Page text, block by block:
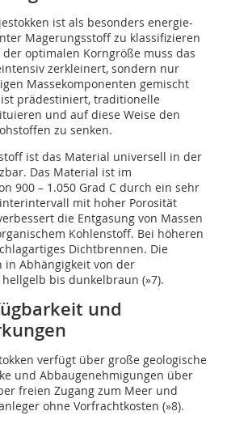
ist als besonders energie-
Magerungsstoff zu klassifizieren
optimalen Korngröße muss das
zerkleinert, sondern nur
Massekomponenten gemischt
prädestiniert, traditionelle
und auf diese Weise den
zu senken.
ist das Material universell in der
Das Material ist im
900 – 1.050 Grad C durch ein sehr
mit hoher Porosität
die Entgasung von Massen
Kohlenstoff. Bei höheren
Dichtbrennen. Die
Abhängigkeit von der
bis dunkelbraun (»7).
und
verfügt über große geologische
und Abbaugenehmigungen über
freien Zugang zum Meer und
ohne Vorfrachtkosten (»8).